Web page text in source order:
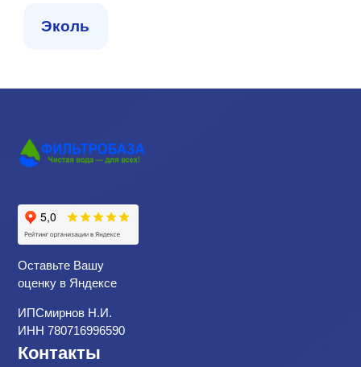
Эколь
Оставьте Вашу
оценку в Яндексе
ИПСмирнов Н.И.
ИНН 780716996590
Контакты